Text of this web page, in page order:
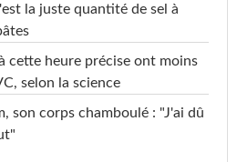
la juste quantité de sel à
cette heure précise ont moins
selon la science
son corps chamboulé : "J'ai dû